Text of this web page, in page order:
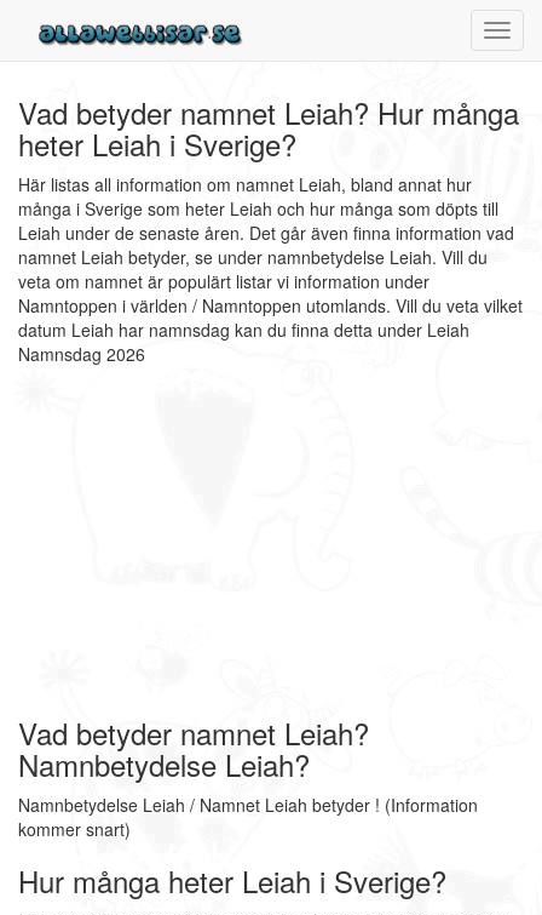
Vad betyder namnet Leiah? Hur många
heter Leiah i Sverige?
Här listas all information om namnet Leiah, bland annat hur
många i Sverige som heter Leiah och hur många som döpts till
Leiah under de senaste åren. Det går även finna information vad
namnet Leiah betyder, se under namnbetydelse Leiah. Vill du
veta om namnet är populärt listar vi information under
Namntoppen i världen / Namntoppen utomlands. Vill du veta vilket
datum Leiah har namnsdag kan du finna detta under Leiah
Namnsdag 2026
Vad betyder namnet Leiah?
Namnbetydelse Leiah?
Namnbetydelse Leiah / Namnet Leiah betyder ! (Information
kommer snart)
Hur många heter Leiah i Sverige?